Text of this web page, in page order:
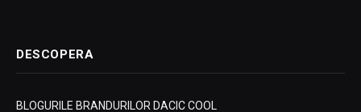
DESCOPERA
BLOGURILE BRANDURILOR DACIC COOL